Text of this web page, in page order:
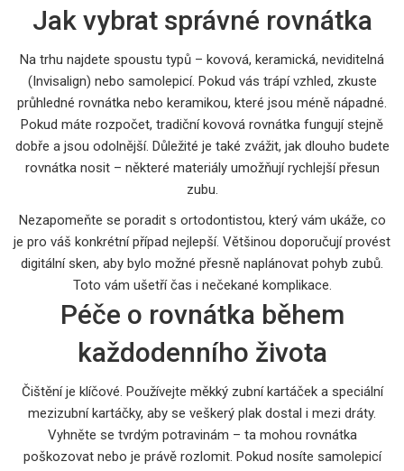
Jak vybrat správné rovnátka
Na trhu najdete spoustu typů – kovová, keramická, neviditelná
(Invisalign) nebo samolepicí. Pokud vás trápí vzhled, zkuste
průhledné rovnátka nebo keramikou, které jsou méně nápadné.
Pokud máte rozpočet, tradiční kovová rovnátka fungují stejně
dobře a jsou odolnější. Důležité je také zvážit, jak dlouho budete
rovnátka nosit – některé materiály umožňují rychlejší přesun
zubu.
Nezapomeňte se poradit s ortodontistou, který vám ukáže, co
je pro váš konkrétní případ nejlepší. Většinou doporučují provést
digitální sken, aby bylo možné přesně naplánovat pohyb zubů.
Toto vám ušetří čas i nečekané komplikace.
Péče o rovnátka během
každodenního života
Čištění je klíčové. Používejte měkký zubní kartáček a speciální
mezizubní kartáčky, aby se veškerý plak dostal i mezi dráty.
Vyhněte se tvrdým potravinám – ta mohou rovnátka
poškozovat nebo je právě rozlomit. Pokud nosíte samolepicí